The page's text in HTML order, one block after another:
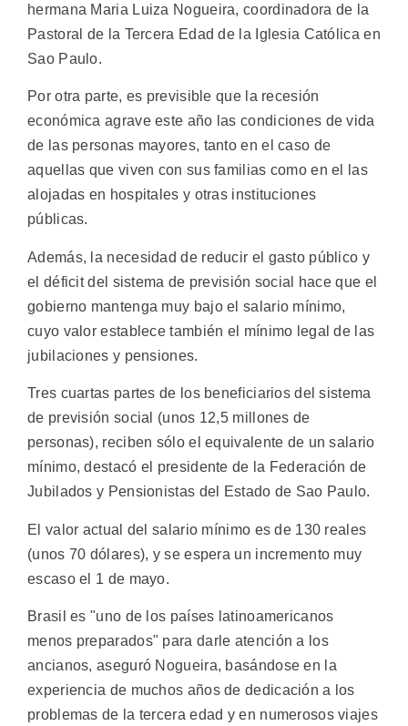
hermana Maria Luiza Nogueira, coordinadora de la
Pastoral de la Tercera Edad de la Iglesia Católica en
Sao Paulo.
Por otra parte, es previsible que la recesión
económica agrave este año las condiciones de vida
de las personas mayores, tanto en el caso de
aquellas que viven con sus familias como en el las
alojadas en hospitales y otras instituciones
públicas.
Además, la necesidad de reducir el gasto público y
el déficit del sistema de previsión social hace que el
gobierno mantenga muy bajo el salario mínimo,
cuyo valor establece también el mínimo legal de las
jubilaciones y pensiones.
Tres cuartas partes de los beneficiarios del sistema
de previsión social (unos 12,5 millones de
personas), reciben sólo el equivalente de un salario
mínimo, destacó el presidente de la Federación de
Jubilados y Pensionistas del Estado de Sao Paulo.
El valor actual del salario mínimo es de 130 reales
(unos 70 dólares), y se espera un incremento muy
escaso el 1 de mayo.
Brasil es "uno de los países latinoamericanos
menos preparados" para darle atención a los
ancianos, aseguró Nogueira, basándose en la
experiencia de muchos años de dedicación a los
problemas de la tercera edad y en numerosos viajes